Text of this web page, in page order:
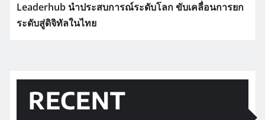
Leaderhub นำประสบการณ์ระดับโลก ขับเคลื่อนการยก
ระดับสู่ดิจิทัลในไทย
RECENT